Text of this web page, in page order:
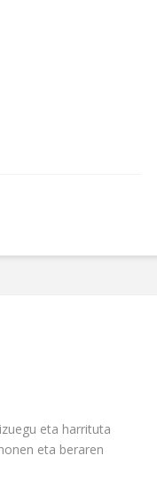
eta harrituta
eta beraren